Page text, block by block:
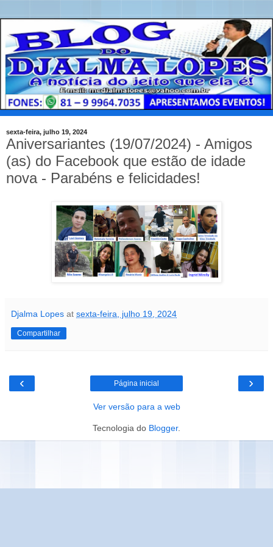
sexta-feira, julho 19, 2024
Aniversariantes (19/07/2024) - Amigos
(as) do Facebook que estão de idade
nova - Parabéns e felicidades!
Djalma Lopes at sexta-feira, julho 19, 2024
Compartilhar
‹ ›
Página inicial
Ver versão para a web
Tecnologia do Blogger.